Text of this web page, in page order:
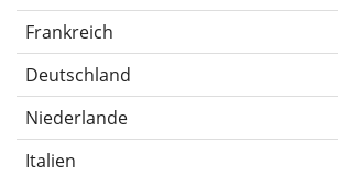
Frankreich
Deutschland
Niederlande
Italien